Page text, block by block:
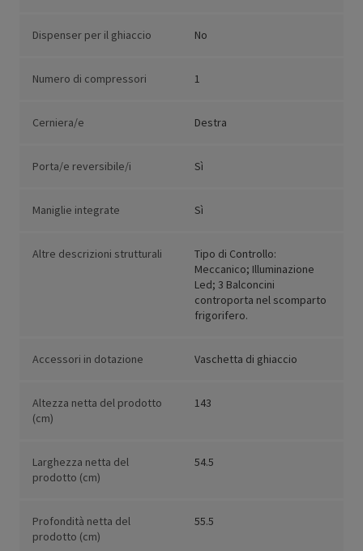
Dispenser per il ghiaccio No
Numero di compressori 1
Cerniera/e Destra
Porta/e reversibile/i Sì
Maniglie integrate Sì
Altre descrizioni strutturali
Tipo di Controllo:
Meccanico; Illuminazione
Led; 3 Balconcini
controporta nel scomparto
frigorifero.
Accessori in dotazione Vaschetta di ghiaccio
Altezza netta del prodotto
(cm)
143
Larghezza netta del
prodotto (cm)
54.5
Profondità netta del
prodotto (cm)
55.5